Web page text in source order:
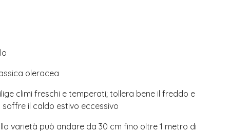
oleracea
climi freschi e temperati; tollera bene il freddo e
il caldo estivo eccessivo
varietà può andare da 30 cm fino oltre 1 metro di